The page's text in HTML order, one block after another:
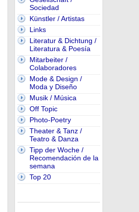
Sociedad
Künstler / Artistas
Links
Literatur & Dichtung /
Literatura & Poesía
Mitarbeiter /
Colaboradores
Mode & Design /
Moda y Diseño
Musik / Música
Off Topic
Photo-Poetry
Theater & Tanz /
Teatro & Danza
Tipp der Woche /
Recomendación de la
semana
Top 20